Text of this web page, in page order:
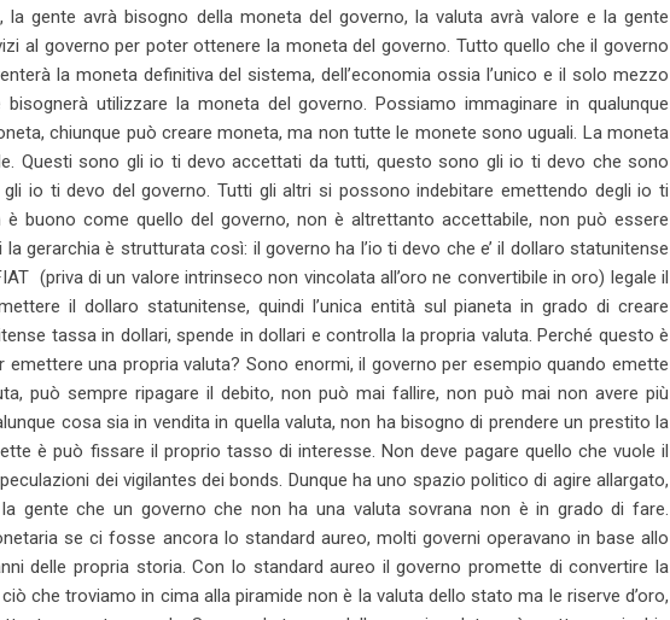
la gente avrà bisogno della moneta del governo, la valuta avrà valore e la gente
al governo per poter ottenere la moneta del governo. Tutto quello che il governo
la moneta definitiva del sistema, dell’economia ossia l’unico e il solo mezzo
utilizzare la moneta del governo. Possiamo immaginare in qualunque
chiunque può creare moneta, ma non tutte le monete sono uguali. La moneta
Questi sono gli io ti devo accettati da tutti, questo sono gli io ti devo che sono
io ti devo del governo. Tutti gli altri si possono indebitare emettendo degli io ti
buono come quello del governo, non è altrettanto accettabile, non può essere
gerarchia è strutturata così: il governo ha l’io ti devo che e’ il dollaro statunitense
(priva di un valore intrinseco non vincolata all’oro ne convertibile in oro) legale il
il dollaro statunitense, quindi l’unica entità sul pianeta in grado di creare
tassa in dollari, spende in dollari e controlla la propria valuta. Perché questo è
una propria valuta? Sono enormi, il governo per esempio quando emette
può sempre ripagare il debito, non può mai fallire, non può mai non avere più
cosa sia in vendita in quella valuta, non ha bisogno di prendere un prestito la
è può fissare il proprio tasso di interesse. Non deve pagare quello che vuole il
dei vigilantes dei bonds. Dunque ha uno spazio politico di agire allargato,
gente che un governo che non ha una valuta sovrana non è in grado di fare.
se ci fosse ancora lo standard aureo, molti governi operavano in base allo
delle propria storia. Con lo standard aureo il governo promette di convertire la
che troviamo in cima alla piramide non è la valuta dello stato ma le riserve d’oro,